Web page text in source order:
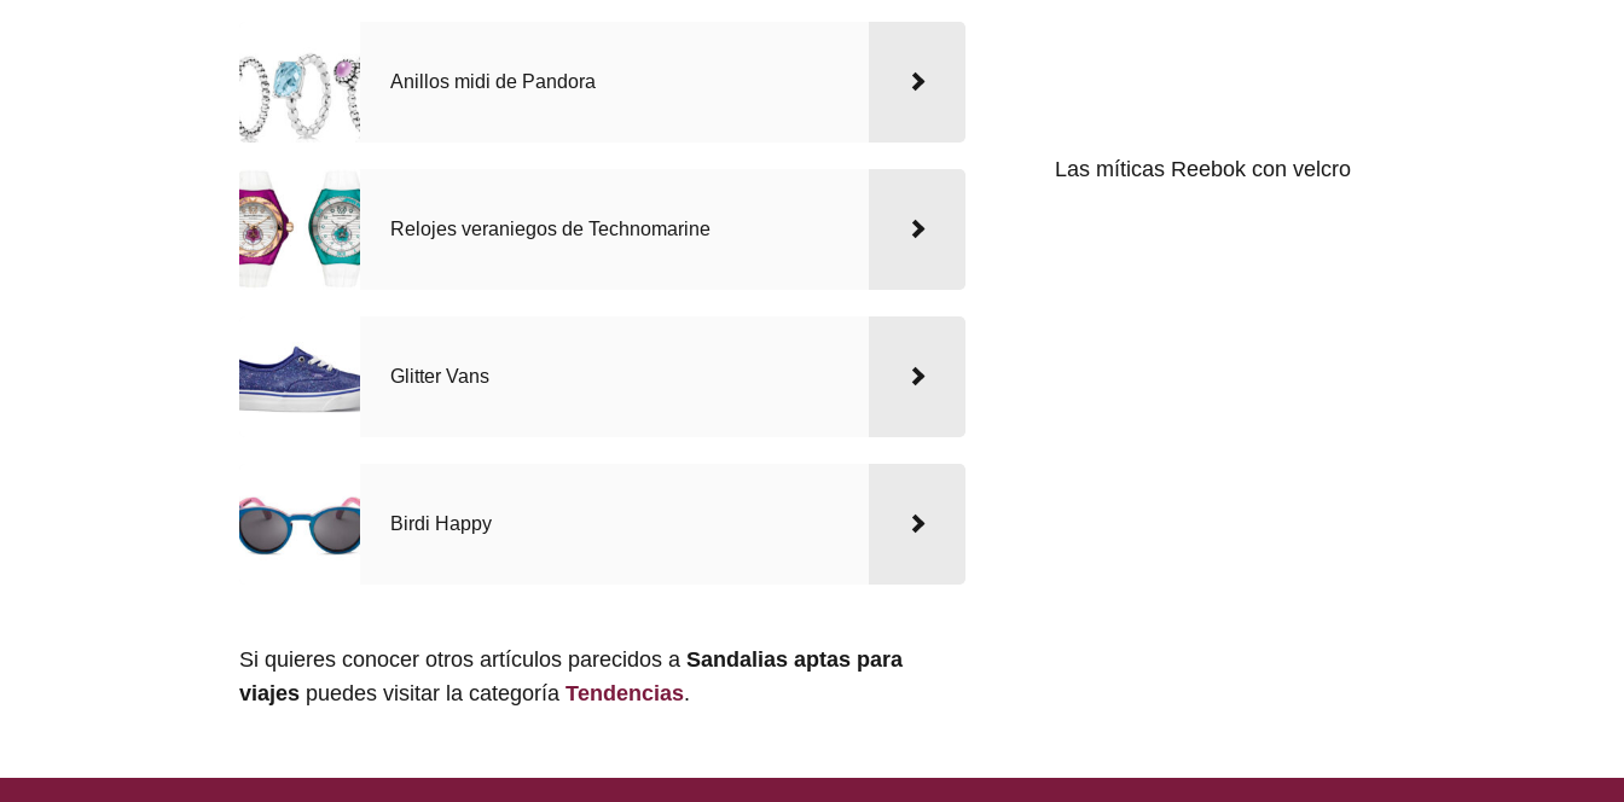
Anillos midi de Pandora
Relojes veraniegos de Technomarine
Glitter Vans
Birdi Happy
Si quieres conocer otros artículos parecidos a Sandalias aptas para
viajes puedes visitar la categoría Tendencias.
Las míticas Reebok con velcro